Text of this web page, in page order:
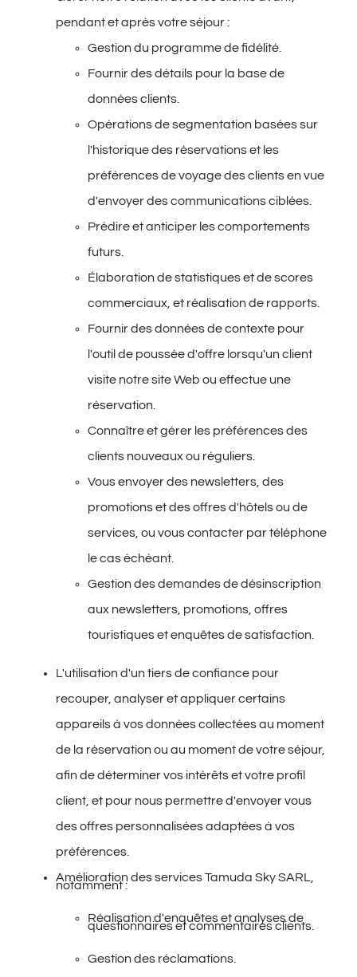
pendant et après votre séjour :
Gestion du programme de fidélité.
Fournir des détails pour la base de
données clients.
Opérations de segmentation basées sur
l'historique des réservations et les
préférences de voyage des clients en vue
d'envoyer des communications ciblées.
Prédire et anticiper les comportements
futurs.
Élaboration de statistiques et de scores
commerciaux, et réalisation de rapports.
Fournir des données de contexte pour
l'outil de poussée d'offre lorsqu'un client
visite notre site Web ou effectue une
réservation.
Connaître et gérer les préférences des
clients nouveaux ou réguliers.
Vous envoyer des newsletters, des
promotions et des offres d'hôtels ou de
services, ou vous contacter par téléphone
le cas échéant.
Gestion des demandes de désinscription
aux newsletters, promotions, offres
touristiques et enquêtes de satisfaction.
L'utilisation d'un tiers de confiance pour
recouper, analyser et appliquer certains
appareils à vos données collectées au moment
de la réservation ou au moment de votre séjour,
afin de déterminer vos intérêts et votre profil
client, et pour nous permettre d'envoyer vous
des offres personnalisées adaptées à vos
préférences.
Amélioration des services Tamuda Sky SARL,
notamment :
Réalisation d'enquêtes et analyses de
questionnaires et commentaires clients.
Gestion des réclamations.